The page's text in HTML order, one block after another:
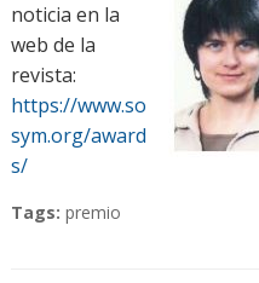
noticia en la
web de la
revista:
https://www.so
sym.org/award
s/
Tags: premio